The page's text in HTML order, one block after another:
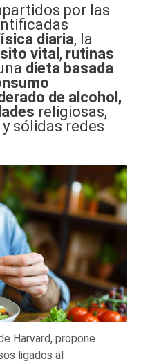
por las
diaria, la
vital , rutinas
dieta basada
de alcohol,
religiosas,
sólidas redes
Harvard, propone
ligados al